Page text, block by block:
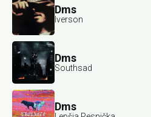
Dms
Iverson
Dms
Southsad
Dms